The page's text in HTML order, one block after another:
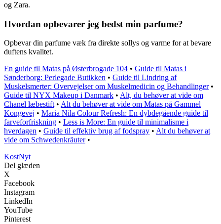
og Zara.
Hvordan opbevarer jeg bedst min parfume?
Opbevar din parfume væk fra direkte sollys og varme for at bevare
duftens kvalitet.
En guide til Matas på Østerbrogade 104 • Guide til Matas i
Sønderborg: Perlegade Butikken • Guide til Lindring af
Muskelsmerter: Overvejelser om Muskelmedicin og Behandlinger•
Guide til NYX Makeup i Danmark • Alt, du behøver at vide om
Chanel læbestift • Alt du behøver at vide om Matas på Gammel
Kongevej • Maria Nila Colour Refresh: En dybdegående guide til
farveforfriskning • Less is More: En guide til minimalisme i
hverdagen • Guide til effektiv brug af fodspray • Alt du behøver at
vide om Schwedenkräuter•
KostNyt
Del glæden
X
Facebook
Instagram
LinkedIn
YouTube
Pinterest